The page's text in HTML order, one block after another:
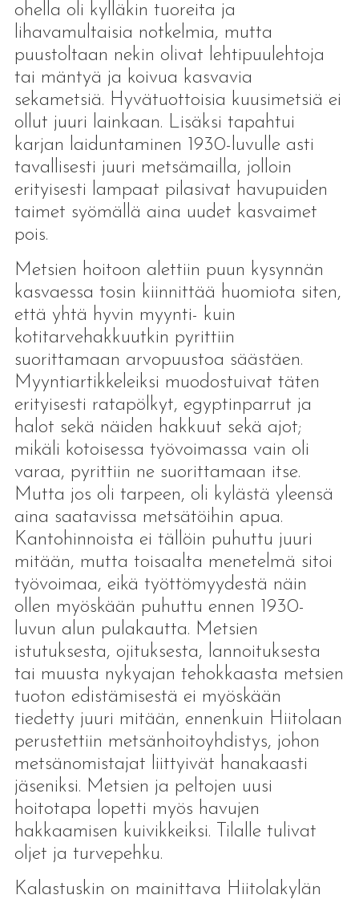
ohella oli kylläkin tuoreita ja
lihavamultaisia notkelmia, mutta
puustoltaan nekin olivat lehtipuulehtoja
tai mäntyä ja koivua kasvavia
sekametsiä. Hyvätuottoisia kuusimetsiä ei
ollut juuri lainkaan. Lisäksi tapahtui
karjan laiduntaminen 1930-luvulle asti
tavallisesti juuri metsämailla, jolloin
erityisesti lampaat pilasivat havupuiden
taimet syömällä aina uudet kasvaimet
pois.
Metsien hoitoon alettiin puun kysynnän
kasvaessa tosin kiinnittää huomiota siten,
että yhtä hyvin myynti- kuin
kotitarvehakkuutkin pyrittiin
suorittamaan arvopuustoa säästäen.
Myyntiartikkeleiksi muodostuivat täten
erityisesti ratapölkyt, egyptinparrut ja
halot sekä näiden hakkuut sekä ajot;
mikäli kotoisessa työvoimassa vain oli
varaa, pyrittiin ne suorittamaan itse.
Mutta jos oli tarpeen, oli kylästä yleensä
aina saatavissa metsätöihin apua.
Kantohinnoista ei tällöin puhuttu juuri
mitään, mutta toisaalta menetelmä sitoi
työvoimaa, eikä työttömyydestä näin
ollen myöskään puhuttu ennen 1930-
luvun alun pulakautta. Metsien
istutuksesta, ojituksesta, lannoituksesta
tai muusta nykyajan tehokkaasta metsien
tuoton edistämisestä ei myöskään
tiedetty juuri mitään, ennenkuin Hiitolaan
perustettiin metsänhoitoyhdistys, johon
metsänomistajat liittyivät hanakaasti
jäseniksi. Metsien ja peltojen uusi
hoitotapa lopetti myös havujen
hakkaamisen kuivikkeiksi. Tilalle tulivat
oljet ja turvepehku.
Kalastuskin on mainittava Hiitolakylän